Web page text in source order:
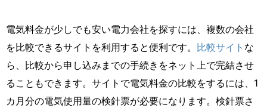
電気料金が少しでも安い電力会社を探すには、複数の会社
を比較できるサイトを利用すると便利です。 比較サイト な
ら、比較から申し込みまでの手続きをネット上で完結させ
ることもできます。サイトで電気料金の比較をするには、1
カ月分の電気使用量の検針票が必要になります。検針票さ